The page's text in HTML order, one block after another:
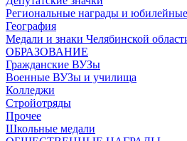
Региональные награды и
География
Медали и знаки Челябинской
ОБРАЗОВАНИЕ
Гражданские ВУЗы
Военные ВУЗы и училища
Колледжи
Стройотряды
Прочее
Школьные медали